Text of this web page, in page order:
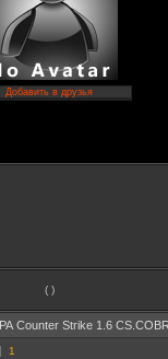
Добавить в друзья
( )
Counter Strike 1.6
1